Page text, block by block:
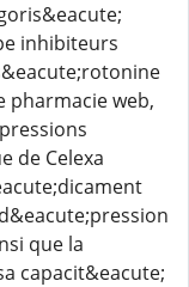
inhibiteurs
pharmacie web,
de Celexa
que la
capacit&eacute;